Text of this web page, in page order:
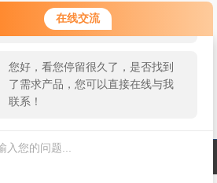
在线交流
您好！欢迎前来咨询，很高兴为您
服务，请问您要咨询什么问题呢？
您好，看您停留很久了，是否找到
了需求产品，您可以直接在线与我
联系！
管理登陆